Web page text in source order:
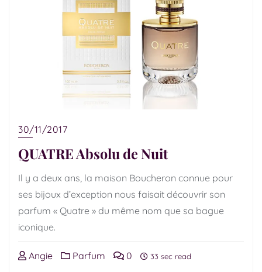
30/11/2017
QUATRE Absolu de Nuit
Il y a deux ans, la maison Boucheron connue pour
ses bijoux d’exception nous faisait découvrir son
parfum « Quatre » du même nom que sa bague
iconique.
Angie Parfum 0 33 sec read